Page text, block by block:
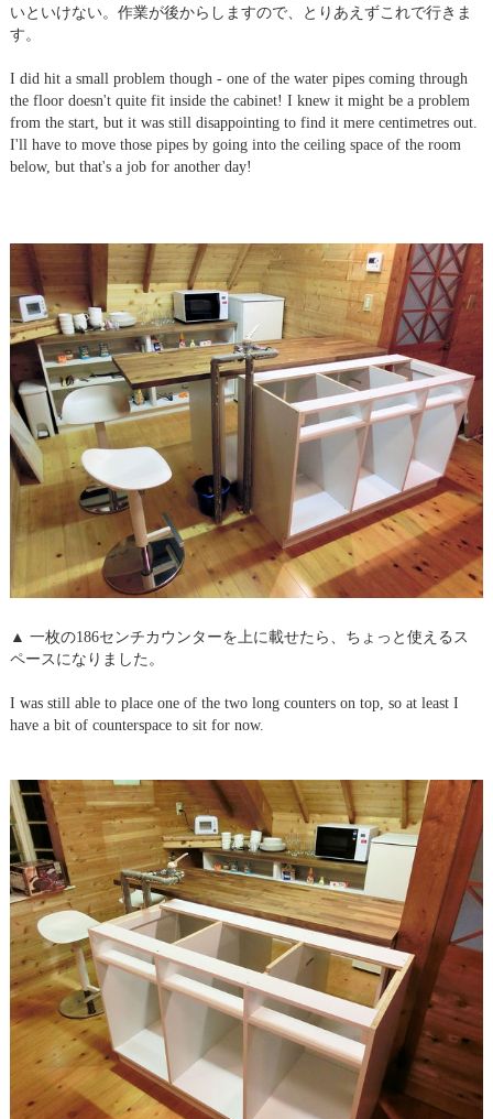
いといけない。作業が後からしますので、とりあえずこれで行きま
す。
I did hit a small problem though - one of the water pipes coming through
the floor doesn't quite fit inside the cabinet! I knew it might be a problem
from the start, but it was still disappointing to find it mere centimetres out.
I'll have to move those pipes by going into the ceiling space of the room
below, but that's a job for another day!
▲ 一枚の186センチカウンターを上に載せたら、ちょっと使えるス
ペースになりました。
I was still able to place one of the two long counters on top, so at least I
have a bit of counterspace to sit for now.